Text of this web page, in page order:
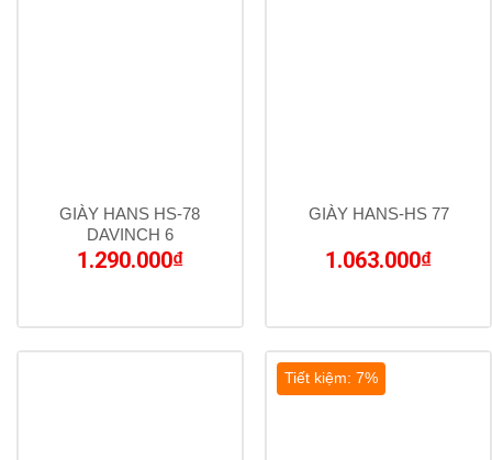
GIÀY HANS HS-78
DAVINCH 6
1.290.000₫
GIÀY HANS-HS 77
1.063.000₫
Tiết kiệm: 7%